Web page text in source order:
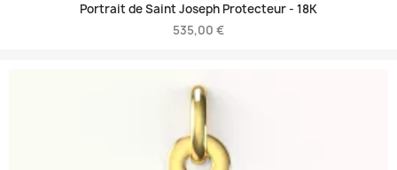
Portrait de Saint Joseph Protecteur - 18K
535,00 €